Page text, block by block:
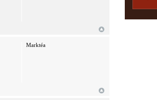
Marktéa